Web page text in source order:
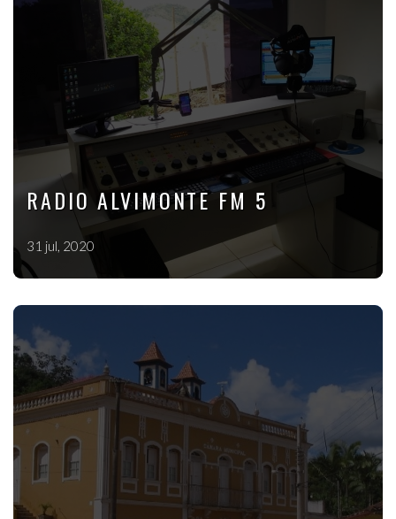
RADIO ALVIMONTE FM 5
31 jul, 2020